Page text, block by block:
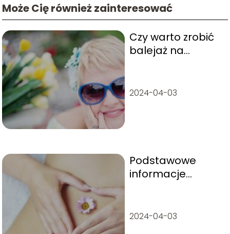
Może Cię również zainteresować
Czy warto zrobić
balejaż na
2024-04-03
Podstawowe
informacje
2024-04-03